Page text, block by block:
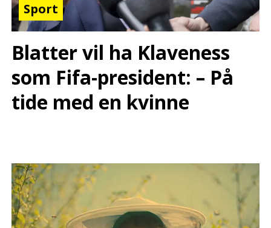
Sport
Blatter vil ha Klaveness
som Fifa-president: – På
tide med en kvinne